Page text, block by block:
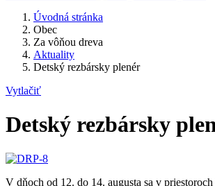
Úvodná stránka
Obec
Za vôňou dreva
Aktuality
Detský rezbársky plenér
Vytlačiť
Detský rezbársky
V dňoch od 12. do 14. augusta sa v